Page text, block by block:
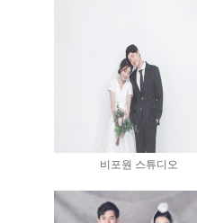
비포원 스튜디오